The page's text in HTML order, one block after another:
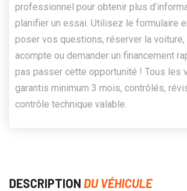
professionnel pour obtenir plus
planifier un essai. Utilisez le formulaire
poser vos questions, réserver la voiture,
acompte ou demander un financement
pas passer cette opportunité ! Tous les
garantis minimum 3 mois, contrôlés,
contrôle technique valable.
DESCRIPTION DU VÉHICULE